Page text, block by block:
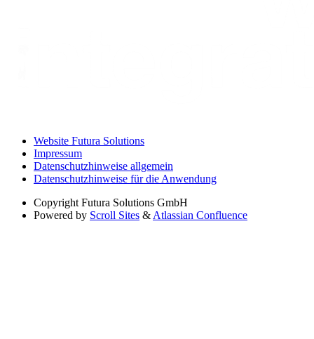
Website Futura Solutions
Impressum
Datenschutzhinweise allgemein
Datenschutzhinweise für die Anwendung
Copyright Futura Solutions GmbH
Powered by Scroll Sites & Atlassian Confluence